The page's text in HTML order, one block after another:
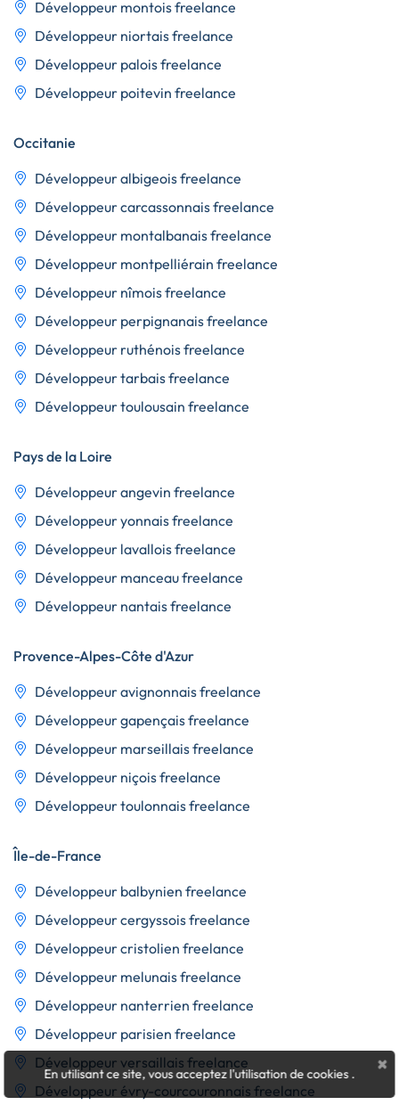
Développeur montois freelance
Développeur niortais freelance
Développeur palois freelance
Développeur poitevin freelance
Occitanie
Développeur albigeois freelance
Développeur carcassonnais freelance
Développeur montalbanais freelance
Développeur montpelliérain freelance
Développeur nîmois freelance
Développeur perpignanais freelance
Développeur ruthénois freelance
Développeur tarbais freelance
Développeur toulousain freelance
Pays de la Loire
Développeur angevin freelance
Développeur yonnais freelance
Développeur lavallois freelance
Développeur manceau freelance
Développeur nantais freelance
Provence-Alpes-Côte d'Azur
Développeur avignonnais freelance
Développeur gapençais freelance
Développeur marseillais freelance
Développeur niçois freelance
Développeur toulonnais freelance
Île-de-France
Développeur balbynien freelance
Développeur cergyssois freelance
Développeur cristolien freelance
Développeur melunais freelance
Développeur nanterrien freelance
Développeur parisien freelance
Développeur versaillais freelance
Développeur évry-courcouronnais freelance
×
En utilisant ce site, vous acceptez l'utilisation de cookies.